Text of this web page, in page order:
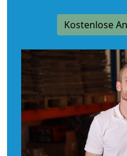
Kostenlose